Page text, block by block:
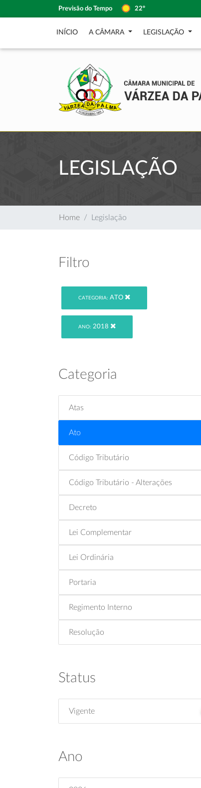
Previsão do Tempo 22º
INÍCIO A CÂMARA LEGISLAÇÃO
LEGISLAÇÃO
Home Legislação
Filtro
CATEGORIA: ATO
ANO: 2018
Categoria
Atas
Ato
Código Tributário
Código Tributário - Alterações
Decreto
Lei Complementar
Lei Ordinária
Portaria
Regimento Interno
Resolução
Status
Vigente
Ano